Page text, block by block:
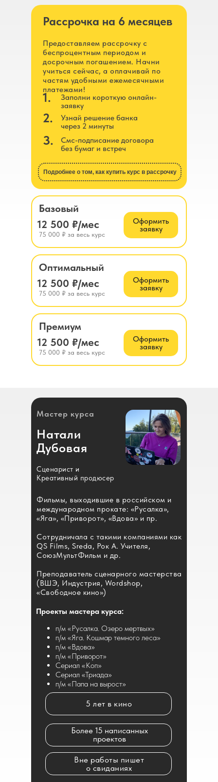
12 500 ₽/мес
75 000 ₽ за весь курс
Премиум
Оформить
заявку
12 500 ₽/мес
75 000 ₽ за весь курс
Оптимальный
Оформить
заявку
12 500 ₽/мес
75 000 ₽ за весь курс
Базовый
Оформить
заявку
Рассрочка на 6 месяцев
Предоставляем рассрочку с
беспроцентным периодом и
досрочным погашением. Начни
учиться сейчас, а оплачивай по
частям удобными ежемесячными
платежами!
1.
Заполни короткую онлайн-
заявку
2.
Узнай решение банка
через 2 минуты
3.
Смс-подписание договора
без бумаг и встреч
Подробнее о том, как купить курс в рассрочку
Фильмы, выходившие в российском и
международном прокате: «Русалка»,
«Яга», «Приворот», «Вдова» и пр.
Сотрудничала с такими компаниями как
QS Films, Sreda, Рок А. Учителя,
СоюзМультФильм и др.
Преподаватель сценарного мастерства
(ВШЭ, Индустрия, Wordshop,
«Свободное кино»)
Натали
Дубовая
Сценарист и
Креативный продюсер
Мастер курса
5 лет в кино
Более 15 написанных
проектов
Вне работы пишет
о свиданиях
Проекты мастера курса:
п/м «Русалка. Озеро мертвых»
п/м «Яга. Кошмар темного леса»
п/м «Вдова»
п/м «Приворот»
Сериал «Коп»
Сериал «Триада»
п/м «Папа на вырост»